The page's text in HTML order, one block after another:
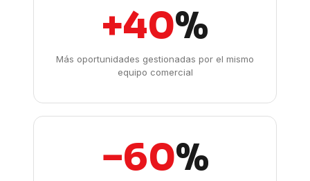
+40%
Más oportunidades gestionadas por el mismo
equipo comercial
−60%